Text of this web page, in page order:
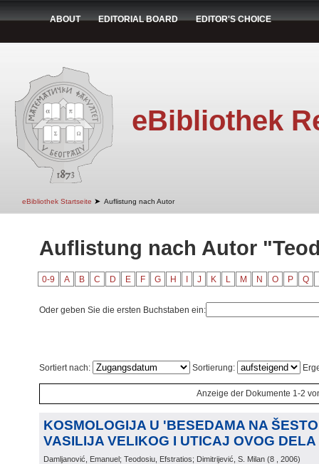
ABOUT EDITORIAL BOARD EDITOR'S CHOICE
eBibliothek
eBibliothek Startseite ➤ Auflistung nach Autor
Auflistung nach Autor
0-9 A B C D E F G H J K L M N O P Q
Oder geben Sie die ersten Buchstaben ein:
Sortiert nach: Sortierung:
Anzeige der Dokumente 1-2
KOSMOLOGIJA U 'BESEDAMA NA
VASILIJA VELIKOG I UTICAJ OVOG
Damljanović, Emanuel; Teodosiu, Efstratios; Dimitrijević, S. Milan (8 , 2006)